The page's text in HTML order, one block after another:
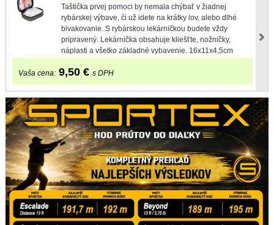
Taštička prvej pomoci by nemala chýbať v žiadnej
rybárskej výbave, či už idete na krátky lov, alebo dlhé
bivakovanie. S rybárskou lekárničkou budete vždy
pripravený. Lekárnička obsahuje kliešťte, nožničky,
náplasti a všetko základné vybavenie. 16x11x4,5cm
Vaša cena: 9,50 € s DPH